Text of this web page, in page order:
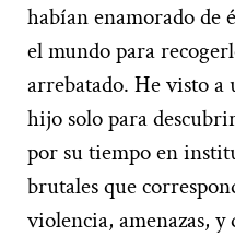
habían enamorado de
el mundo para
arrebatado. He visto
hijo solo para
por su tiempo en
brutales que
violencia, amenazas,